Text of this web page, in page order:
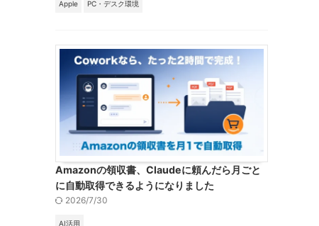
Apple PC・デスク環境
Amazonの領収書、Claudeに頼んだら月ごと
に自動取得できるようになりました
2026/7/30
AI活用